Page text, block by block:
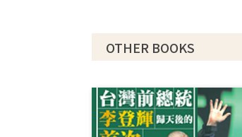
OTHER BOOKS